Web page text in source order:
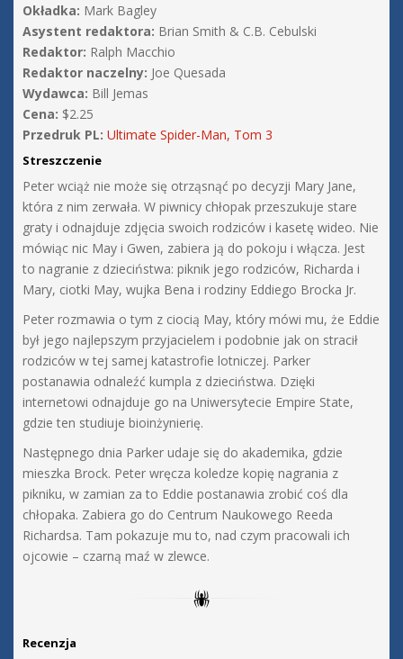
Okładka: Mark Bagley
Asystent redaktora: Brian Smith & C.B. Cebulski
Redaktor: Ralph Macchio
Redaktor naczelny: Joe Quesada
Wydawca: Bill Jemas
Cena: $2.25
Przedruk PL: Ultimate Spider-Man, Tom 3
Streszczenie
Peter wciąż nie może się otrząsnąć po decyzji Mary Jane,
która z nim zerwała. W piwnicy chłopak przeszukuje stare
graty i odnajduje zdjęcia swoich rodziców i kasetę wideo. Nie
mówiąc nic May i Gwen, zabiera ją do pokoju i włącza. Jest
to nagranie z dzieciństwa: piknik jego rodziców, Richarda i
Mary, ciotki May, wujka Bena i rodziny Eddiego Brocka Jr.
Peter rozmawia o tym z ciocią May, który mówi mu, że Eddie
był jego najlepszym przyjacielem i podobnie jak on stracił
rodziców w tej samej katastrofie lotniczej. Parker
postanawia odnaleźć kumpla z dzieciństwa. Dzięki
internetowi odnajduje go na Uniwersytecie Empire State,
gdzie ten studiuje bioinżynierię.
Następnego dnia Parker udaje się do akademika, gdzie
mieszka Brock. Peter wręcza koledze kopię nagrania z
pikniku, w zamian za to Eddie postanawia zrobić coś dla
chłopaka. Zabiera go do Centrum Naukowego Reeda
Richardsa. Tam pokazuje mu to, nad czym pracowali ich
ojcowie – czarną maź w zlewce.
Recenzja